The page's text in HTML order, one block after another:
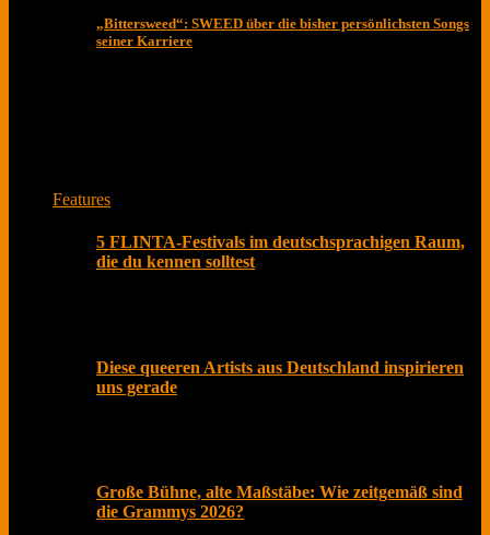
„Bittersweed“: SWEED über die bisher persönlichsten Songs
seiner Karriere
Features
5 FLINTA-Festivals im deutschsprachigen Raum,
die du kennen solltest
Diese queeren Artists aus Deutschland inspirieren
uns gerade
Große Bühne, alte Maßstäbe: Wie zeitgemäß sind
die Grammys 2026?